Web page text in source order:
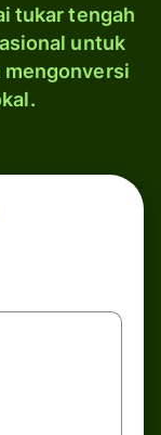
tukar tengah
untuk
mengonversi